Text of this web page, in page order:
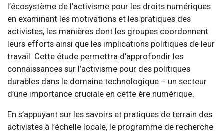
l’écosystème de l’activisme pour les droits numériques
en examinant les motivations et les pratiques des
activistes, les manières dont les groupes coordonnent
leurs efforts ainsi que les implications politiques de leur
travail. Cette étude permettra d’approfondir les
connaissances sur l’activisme pour des politiques
durables dans le domaine technologique – un secteur
d’une importance cruciale en cette ère numérique.
En s’appuyant sur les savoirs et pratiques de terrain des
activistes à l’échelle locale, le programme de recherche